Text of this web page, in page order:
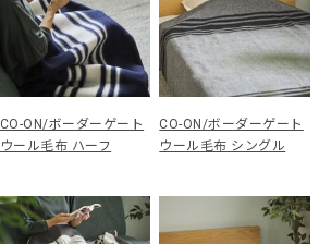
CO-ON/ボーダーゲート
ウール毛布 ハーフ
CO-ON/ボーダーゲート
ウール毛布 シングル